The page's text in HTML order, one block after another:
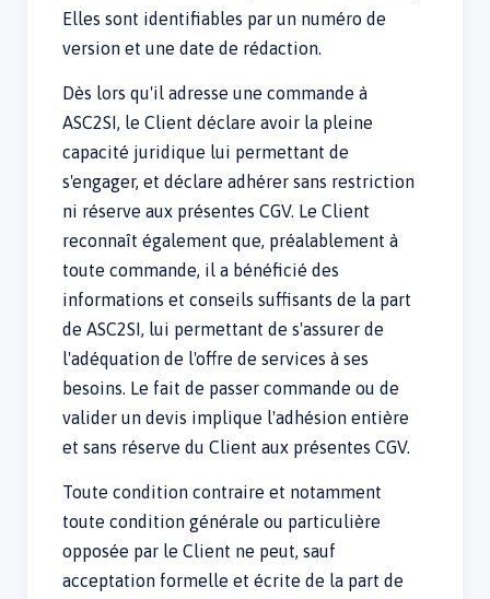
Elles sont identifiables par un numéro de
version et une date de rédaction.
Dès lors qu'il adresse une commande à
ASC2SI, le Client déclare avoir la pleine
capacité juridique lui permettant de
s'engager, et déclare adhérer sans restriction
ni réserve aux présentes CGV. Le Client
reconnaît également que, préalablement à
toute commande, il a bénéficié des
informations et conseils suffisants de la part
de ASC2SI, lui permettant de s'assurer de
l'adéquation de l'offre de services à ses
besoins. Le fait de passer commande ou de
valider un devis implique l'adhésion entière
et sans réserve du Client aux présentes CGV.
Toute condition contraire et notamment
toute condition générale ou particulière
opposée par le Client ne peut, sauf
acceptation formelle et écrite de la part de